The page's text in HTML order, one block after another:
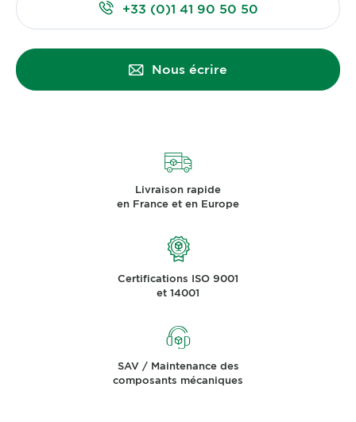
+33 (0)1 41 90 50 50
Nous écrire
Livraison rapide
en France et en Europe
Certifications ISO 9001
et 14001
SAV / Maintenance des
composants mécaniques